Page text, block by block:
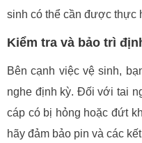
sinh có thể cần được thực
Kiểm tra và bảo trì
Bên cạnh việc vệ sinh,
nghe định kỳ. Đối với tai
cáp có bị hỏng hoặc đứt
hãy đảm bảo pin và các